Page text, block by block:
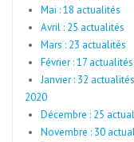
Mai : 18 actualités
Avril : 25 actualités
Mars : 23 actualités
Février : 17 actualités
Janvier : 32 actualités
2020
Décembre : 25
Novembre : 30